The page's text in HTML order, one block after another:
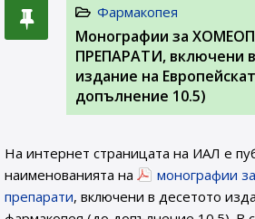
Фармакопея
Монографии за
ПРЕПАРАТИ, включени
издание на
допълнение 10.5)
На интернет страницата на ИАЛ e
наименованията на
монографии
препарати, включени в десетото